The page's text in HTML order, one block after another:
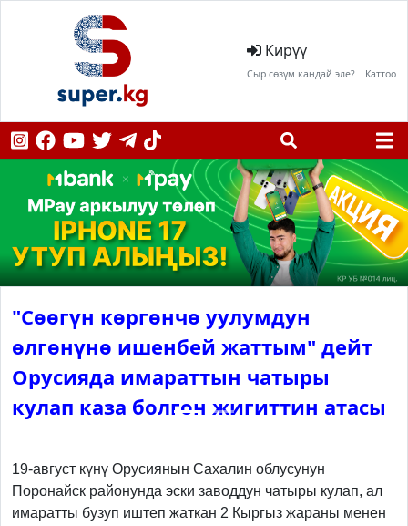
Кирүү
Сыр сөзүм кандай эле? Каттоо
"Сөөгүн көргөнчө уулумдун
өлгөнүнө ишенбей жаттым" дейт
Орусияда имараттын чатыры
кулап каза болгон жигиттин атасы
19-август күнү Орусиянын Сахалин облусунун
Поронайск районунда эски заводдун чатыры кулап, ал
имаратты бузуп иштеп жаткан 2 Кыргыз жараны менен